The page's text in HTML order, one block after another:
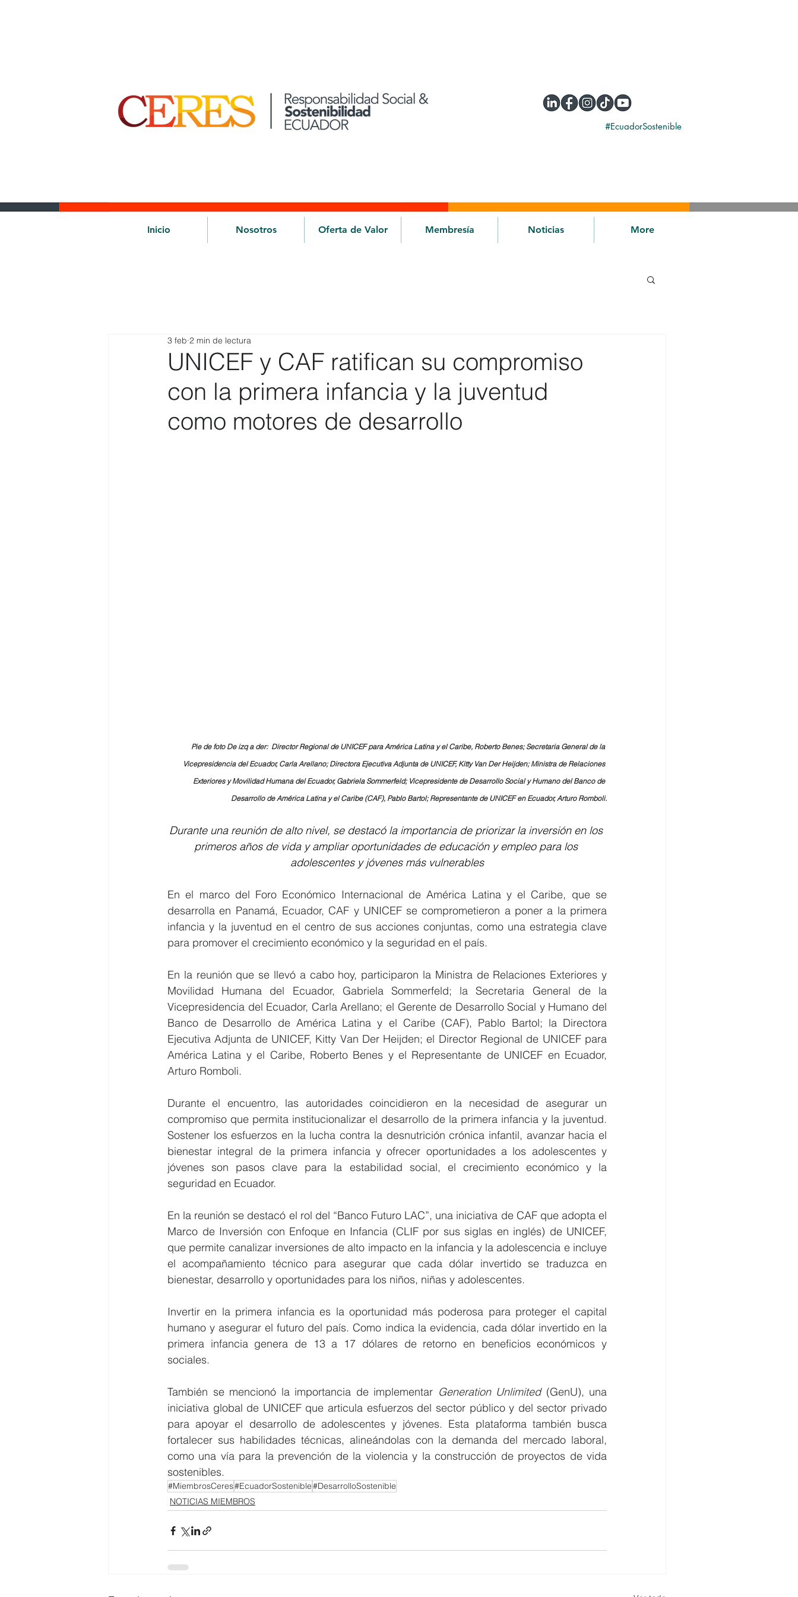
#EcuadorSostenible
Inicio Nosotros Oferta de Valor Membresía Noticias More
UNICEF y CAF ratifican su compromiso
con la primera infancia y la juventud
como motores de desarrollo
3 feb 2 min de lectura
Pie de foto De izq a der:  Director Regional de UNICEF para América Latina y el Caribe, Roberto Benes; Secretaria General de la
Vicepresidencia del Ecuador, Carla Arellano; Directora Ejecutiva Adjunta de UNICEF, Kitty Van Der Heijden; Ministra de Relaciones
Exteriores y Movilidad Humana del Ecuador, Gabriela Sommerfeld; Vicepresidente de Desarrollo Social y Humano del Banco de
Desarrollo de América Latina y el Caribe (CAF), Pablo Bartol; Representante de UNICEF en Ecuador, Arturo Romboli.
Durante una reunión de alto nivel, se destacó la importancia de priorizar la inversión en los
primeros años de vida y ampliar oportunidades de educación y empleo para los
adolescentes y jóvenes más vulnerables
En el marco del Foro Económico Internacional de América Latina y el Caribe, que se
desarrolla en Panamá, Ecuador, CAF y UNICEF se comprometieron a poner a la primera
infancia y la juventud en el centro de sus acciones conjuntas, como una estrategia clave
para promover el crecimiento económico y la seguridad en el país.
En la reunión que se llevó a cabo hoy, participaron la Ministra de Relaciones Exteriores y
Movilidad Humana del Ecuador, Gabriela Sommerfeld; la Secretaria General de la
Vicepresidencia del Ecuador, Carla Arellano; el Gerente de Desarrollo Social y Humano del
Banco de Desarrollo de América Latina y el Caribe (CAF), Pablo Bartol; la Directora
Ejecutiva Adjunta de UNICEF, Kitty Van Der Heijden; el Director Regional de UNICEF para
América Latina y el Caribe, Roberto Benes y el Representante de UNICEF en Ecuador,
Arturo Romboli.
Durante el encuentro, las autoridades coincidieron en la necesidad de asegurar un
compromiso que permita institucionalizar el desarrollo de la primera infancia y la juventud.
Sostener los esfuerzos en la lucha contra la desnutrición crónica infantil, avanzar hacia el
bienestar integral de la primera infancia y ofrecer oportunidades a los adolescentes y
jóvenes son pasos clave para la estabilidad social, el crecimiento económico y la
seguridad en Ecuador.
En la reunión se destacó el rol del “Banco Futuro LAC”, una iniciativa de CAF que adopta el
Marco de Inversión con Enfoque en Infancia (CLIF por sus siglas en inglés) de UNICEF,
que permite canalizar inversiones de alto impacto en la infancia y la adolescencia e incluye
el acompañamiento técnico para asegurar que cada dólar invertido se traduzca en
bienestar, desarrollo y oportunidades para los niños, niñas y adolescentes.
Invertir en la primera infancia es la oportunidad más poderosa para proteger el capital
humano y asegurar el futuro del país. Como indica la evidencia, cada dólar invertido en la
primera infancia genera de 13 a 17 dólares de retorno en beneficios económicos y
sociales.
También se mencionó la importancia de implementar Generation Unlimited (GenU), una
iniciativa global de UNICEF que articula esfuerzos del sector público y del sector privado
para apoyar el desarrollo de adolescentes y jóvenes. Esta plataforma también busca
fortalecer sus habilidades técnicas, alineándolas con la demanda del mercado laboral,
como una vía para la prevención de la violencia y la construcción de proyectos de vida
sostenibles.
#MiembrosCeres#EcuadorSostenible#DesarrolloSostenible
NOTICIAS MIEMBROS